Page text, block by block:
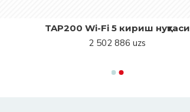
TAP200 Wi-Fi 5 кириш нуқтаси
2 502 886 uzs